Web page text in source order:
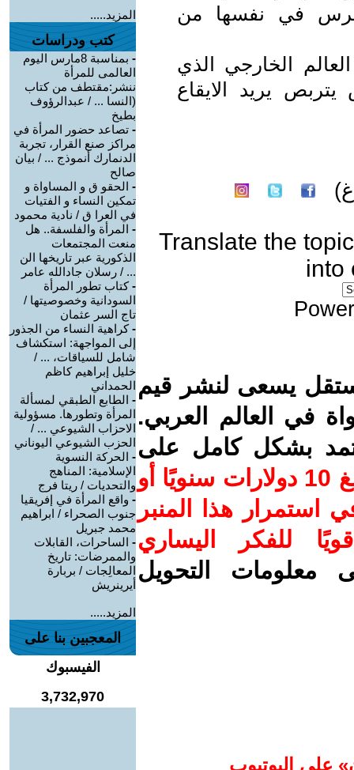
غرس في نفسها من
الخارجي الذي
يريد الايقاع
Translate the topic
into
يسعى لنشر قيم
في العالم العربي.
بشكل كامل على
ساهم/ي معنا! بدعمكم بمبلغ 10 دولارات سنويًا أو
استمرار هذا المنبر
للفكر اليساري
معلومات التحويل
على اليوتيوب
المزيد.....
كتب ودراسات
-
بمناسبة 8مارس اليوم
العالمى للمرأة
ننشر:مقتطف من كتاب
(النسا ... / عبدالرؤوف
بطيخ
- تصاعد حضور المرأة في
مراكز صنع القرار، تجربة
الدنمارك أنموذج ... / بيان
صالح
- الحقو ق و المساواة و
تمكين النساء و الفتيات
في العرا ق / نادية محمود
- المرأة والفلسفة.. هل
منعت المجتمعات
الذكورية عبر تاريخها الن
... / رسلان جادالله عامر
-كتاب تطور المرأة
السودانية وخصوصيتها /
تاج السر عثمان
-كراهية النساء من الجذور
إلى المواجهة: استكشاف
شامل للسياقات، ... /
خليل إبراهيم كاظم
الحمداني
- الطابع الطبقي لمسألة
المرأة وتطورها. مسؤولية
الاحزاب الشيوعي ... /
الحزب الشيوعي اليوناني
- الحركة النسوية
الإسلامية: المناهج
والتحديات / ريتا فرج
- واقع المرأة في إفريقيا
جنوب الصحراء / ابراهيم
محمد جبريل
- الساحرات، القابلات
والممرضات: تاريخ
المعالِجات / بربارة
أيرينريش
المزيد.....
المعجبين بنا على
الفيسبوك
3,732,970